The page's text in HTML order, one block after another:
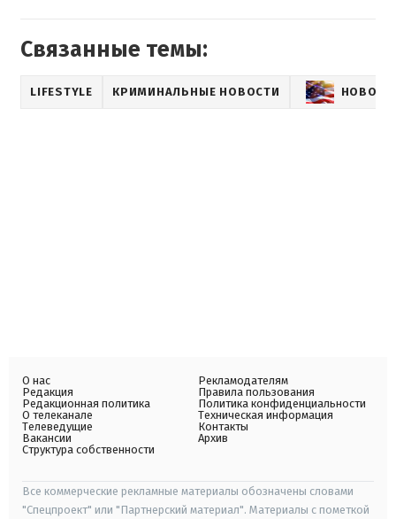
Связанные темы:
LIFESTYLE КРИМИНАЛЬНЫЕ НОВОСТИ
О нас
Редакция
Редакционная политика
О телеканале
Телеведущие
Вакансии
Структура собственности
Рекламодателям
Правила пользования
Политика конфиденциальности
Техническая информация
Контакты
Архив
Все коммерческие рекламные материалы обозначены словами
"Спецпроект" или "Партнерский материал". Материалы с пометкой